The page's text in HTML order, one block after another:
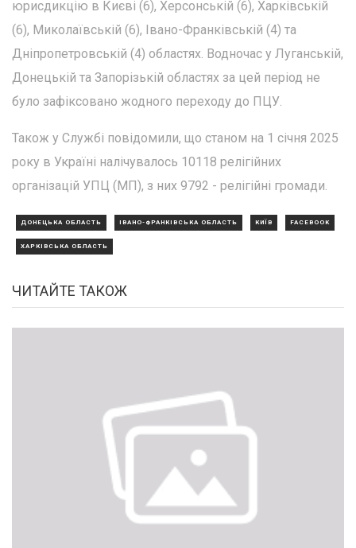
юрисдикцію в Києві (6), Херсонській (6), Харківській
(6), Миколаївській (6), Івано-Франківській (4) та
Дніпропетровській (4) областях. Водночас у Луганській,
Донецькій та Запорізькій областях за цей період не
було зафіксовано жодного переходу до ПЦУ.
Також у Службі повідомили, що станом на 1 січня 2025
року в Україні налічувалось 10118 релігійних
організацій УПЦ (МП), з них 9792 - релігійні громади.
ДОНЕЦЬКА ОБЛАСТЬ ІВАНО-ФРАНКІВСЬКА ОБЛАСТЬ КИЇВ FACEBOOK
ХАРКІВСЬКА ОБЛАСТЬ
ЧИТАЙТЕ ТАКОЖ